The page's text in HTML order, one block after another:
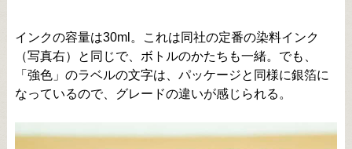
インクの容量は30ml。これは同社の定番の染料インク
（写真右）と同じで、ボトルのかたちも一緒。でも、
「強色」のラベルの文字は、パッケージと同様に銀箔に
なっているので、グレードの違いが感じられる。